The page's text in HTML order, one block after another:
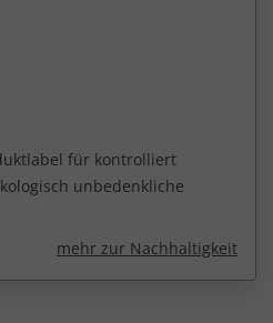
für kontrolliert
unbedenkliche
mehr zur Nachhaltigkeit